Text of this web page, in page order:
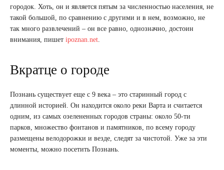
городок. Хоть, он и является пятым за численностью населения, не
такой большой, по сравнению с другими и в нем, возможно, не
так много развлечений – он все равно, однозначно, достоин
внимания, пишет ipoznan.net.
Вкратце о городе
Познань существует еще с 9 века – это старинный город с
длинной историей. Он находится около реки Варта и считается
одним, из самых озелененных городов страны: около 50-ти
парков, множество фонтанов и памятников, по всему городу
размещены велодорожки и везде, следят за чистотой. Уже за эти
моменты, можно посетить Познань.